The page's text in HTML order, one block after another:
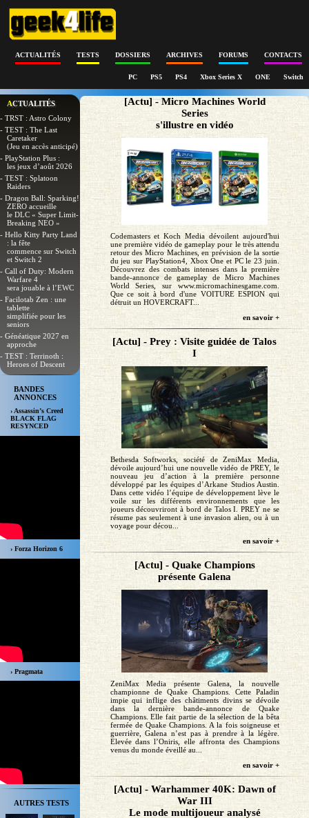
ACTUALITÉS TESTS DOSSIERS ARCHIVES FORUMS CONTACTS
PC PS5 PS4 Xbox Series X ONE Switch
ACTUALITÉS
- TRST : Astro Colony
- TEST : The Last
Caretaker
(Jeu en accès anticipé)
- PlayStation Plus :
les jeux d’août 2026
- TEST : Splatoon
Raiders
- Dragon Ball: Sparking!
ZERO accueille
le DLC « Super Limit-
Breaking NEO »
- Hello Kitty Party Land
: la fête
commence sur Switch
et Switch 2
- Call of Duty: Modern
Warfare 4
sera jouable à l’EWC
- Facilotab Zen : une
tablette
simplifiée pour les
seniors
- Généatique 2027 en
approche
- TEST : Terrinoth :
Heroes of Descent
BANDES
ANNONCES
› Assassin’s Creed
BLACK FLAG
RESYNCED
› Forza Horizon 6
› Pragmata
AUTRES TESTS
[Actu] - Micro Machines World
Series
s'illustre en vidéo
Codemasters et Koch Media dévoilent aujourd'hui
une première vidéo de gameplay pour le très attendu
retour des Micro Machines, en prévision de la sortie
du jeu sur PlayStation4, Xbox One et PC le 23 juin.
Découvrez des combats intenses dans la première
bande-annonce de gameplay de Micro Machines
World Series, sur www.micromachinesgame.com.
Que ce soit à bord d'une VOITURE ESPION qui
détruit un HOVERCRAFT...
en savoir +
[Actu] - Prey : Visite guidée de Talos
I
Bethesda Softworks, société de ZeniMax Media,
dévoile aujourd’hui une nouvelle vidéo de PREY, le
nouveau jeu d’action à la première personne
développé par les équipes d’Arkane Studios Austin.
Dans cette vidéo l’équipe de développement lève le
voile sur les différents environnements que les
joueurs découvriront à bord de Talos I. PREY ne se
résume pas seulement à une invasion alien, ou à un
voyage pour décou...
en savoir +
[Actu] - Quake Champions
présente Galena
ZeniMax Media présente Galena, la nouvelle
championne de Quake Champions. Cette Paladin
impie qui inflige des châtiments divins se dévoile
dans la dernière bande-annonce de Quake
Champions. Elle fait partie de la sélection de la bêta
fermée de Quake Champions. A la fois soigneuse et
guerrière, Galena n’est pas à prendre à la légère.
Elevée dans l’Oniris, elle affronta des Champions
venus du monde éveillé au...
en savoir +
[Actu] - Warhammer 40K: Dawn of
War III
Le mode multijoueur analysé